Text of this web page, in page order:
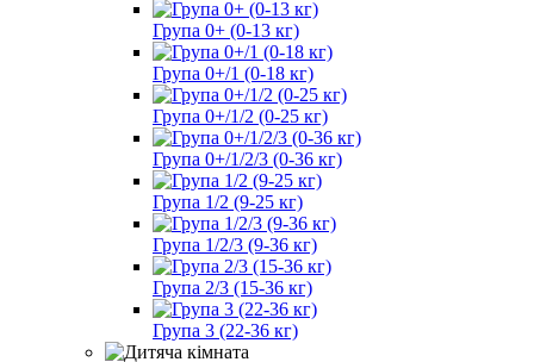
Група 0+ (0-13 кг)
Група 0+/1 (0-18 кг)
Група 0+/1/2 (0-25 кг)
Група 0+/1/2/3 (0-36 кг)
Група 1/2 (9-25 кг)
Група 1/2/3 (9-36 кг)
Група 2/3 (15-36 кг)
Група 3 (22-36 кг)